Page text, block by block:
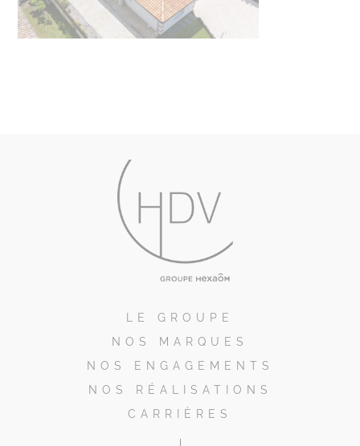
LE GROUPE
NOS MARQUES
NOS ENGAGEMENTS
NOS RÉALISATIONS
CARRIÈRES